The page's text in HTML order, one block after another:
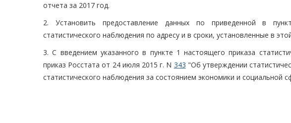
отчета за 2017 год.
2. Установить предоставление данных по приведенной в
статистического наблюдения по адресу и в сроки, установленные в
3. С введением указанного в пункте 1 настоящего приказа
приказ Росстата от 24 июля 2015 г. N 343 "Об утверждении
статистического наблюдения за состоянием экономики и социальной